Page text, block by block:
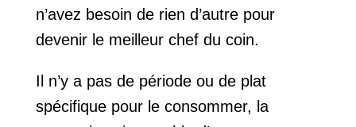
n’avez besoin de rien d’autre pour
devenir le meilleur chef du coin.
Il n’y a pas de période ou de plat
spécifique pour le consommer, la